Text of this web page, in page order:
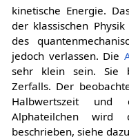
kinetische Energie.
der klassischen
des
jedoch verlassen. Die
sehr klein sein. Sie
Zerfalls. Der
Halbwertszeit
Alphateilchen
beschrieben, siehe